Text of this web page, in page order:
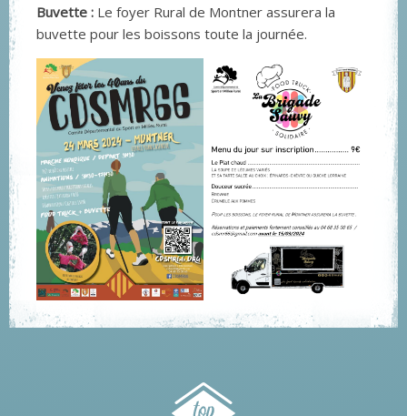
Buvette : Le foyer Rural de Montner assurera la
buvette pour les boissons toute la journée.